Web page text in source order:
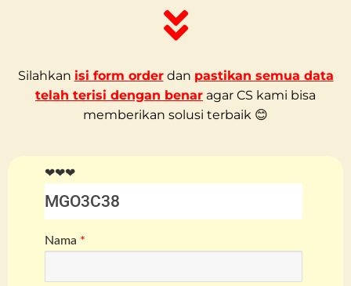
Silahkan isi form order dan pastikan semua data
telah terisi dengan benar agar CS kami bisa
memberikan solusi terbaik 😊
❤❤❤
Nama *